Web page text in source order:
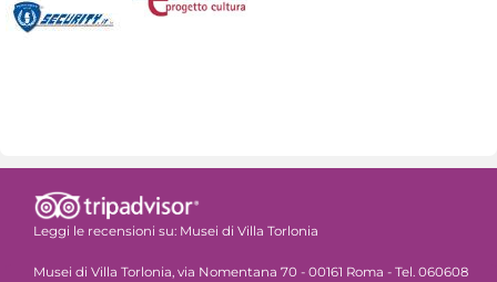
Leggi le recensioni su: Musei di Villa Torlonia
Musei di Villa Torlonia, via Nomentana 70 - 00161 Roma - Tel. 060608